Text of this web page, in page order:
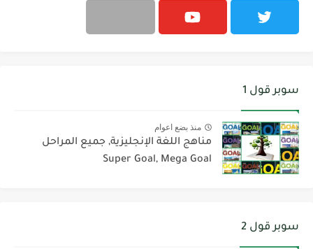
سوبر قول 1
منذ بضع اعوام
مناهج اللغة الإنجليزية, جميع المراحل
Super Goal, Mega Goal
سوبر قول 2